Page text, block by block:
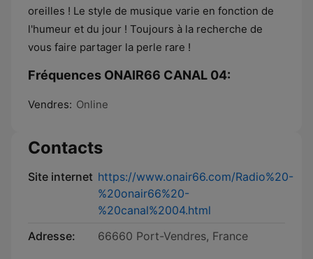
oreilles ! Le style de musique varie en fonction de
l'humeur et du jour ! Toujours à la recherche de
vous faire partager la perle rare !
Fréquences ONAIR66 CANAL 04:
Vendres: Online
Contacts
Site internet https://www.onair66.com/Radio%20-
%20onair66%20-
%20canal%2004.html
Adresse:
66660 Port-Vendres, France